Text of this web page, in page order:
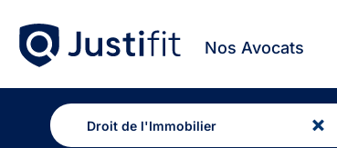
Nos Avocats